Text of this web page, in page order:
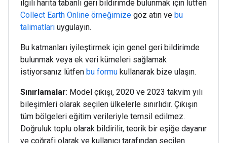
ilgili harita tabanlı geri bildirimde bulunmak için lütfen
Collect Earth Online örneğimize göz atın ve bu
talimatları uygulayın.
Bu katmanları iyileştirmek için genel geri bildirimde
bulunmak veya ek veri kümeleri sağlamak
istiyorsanız lütfen bu formu kullanarak bize ulaşın.
Sınırlamalar: Model çıkışı, 2020 ve 2023 takvim yılı
bileşimleri olarak seçilen ülkelerle sınırlıdır. Çıkışın
tüm bölgeleri eğitim verileriyle temsil edilmez.
Doğruluk toplu olarak bildirilir, teorik bir eşiğe dayanır
ve coğrafi olarak ve kullanıcı tarafından seçilen